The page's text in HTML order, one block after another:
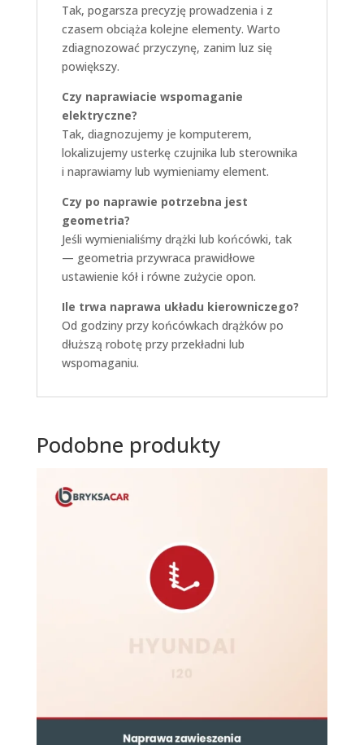
Tak, pogarsza precyzję prowadzenia i z
czasem obciąża kolejne elementy. Warto
zdiagnozować przyczynę, zanim luz się
powiększy.
Czy naprawiacie wspomaganie
elektryczne?
Tak, diagnozujemy je komputerem,
lokalizujemy usterkę czujnika lub sterownika
i naprawiamy lub wymieniamy element.
Czy po naprawie potrzebna jest
geometria?
Jeśli wymienialiśmy drążki lub końcówki, tak
— geometria przywraca prawidłowe
ustawienie kół i równe zużycie opon.
Ile trwa naprawa układu kierowniczego?
Od godziny przy końcówkach drążków po
dłuższą robotę przy przekładni lub
wspomaganiu.
Podobne produkty